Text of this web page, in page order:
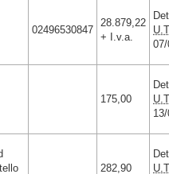
02496530847
28.879,22
+ I.v.a.
175,00
282,90